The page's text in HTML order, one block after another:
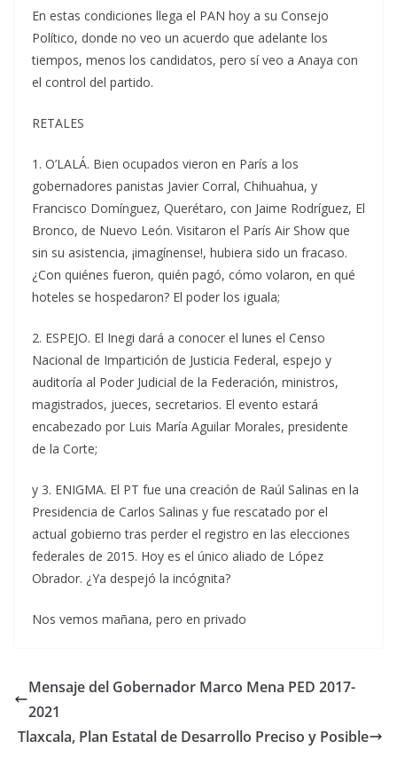
En estas condiciones llega el PAN hoy a su Consejo
Político, donde no veo un acuerdo que adelante los
tiempos, menos los candidatos, pero sí veo a Anaya con
el control del partido.
RETALES
1. O’LALÁ. Bien ocupados vieron en París a los
gobernadores panistas Javier Corral, Chihuahua, y
Francisco Domínguez, Querétaro, con Jaime Rodríguez, El
Bronco, de Nuevo León. Visitaron el París Air Show que
sin su asistencia, ¡imagínense!, hubiera sido un fracaso.
¿Con quiénes fueron, quién pagó, cómo volaron, en qué
hoteles se hospedaron? El poder los iguala;
2. ESPEJO. El Inegi dará a conocer el lunes el Censo
Nacional de Impartición de Justicia Federal, espejo y
auditoría al Poder Judicial de la Federación, ministros,
magistrados, jueces, secretarios. El evento estará
encabezado por Luis María Aguilar Morales, presidente
de la Corte;
y 3. ENIGMA. El PT fue una creación de Raúl Salinas en la
Presidencia de Carlos Salinas y fue rescatado por el
actual gobierno tras perder el registro en las elecciones
federales de 2015. Hoy es el único aliado de López
Obrador. ¿Ya despejó la incógnita?
Nos vemos mañana, pero en privado
Mensaje del Gobernador Marco Mena PED 2017-
2021
Tlaxcala, Plan Estatal de Desarrollo Preciso y Posible